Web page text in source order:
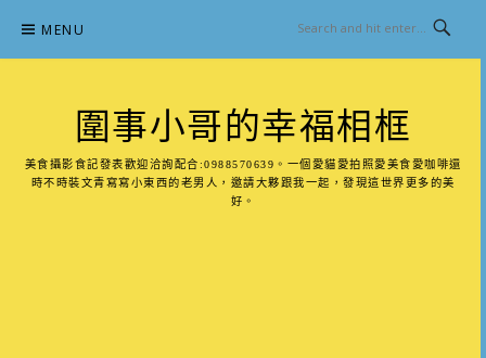
content
MENU
圍事小哥的幸福相框
美食攝影食記發表歡迎洽詢配合:0988570639。一個愛貓愛拍照愛美食愛咖啡還
時不時裝文青寫寫小東西的老男人，邀請大夥跟我一起，發現這世界更多的美
好。